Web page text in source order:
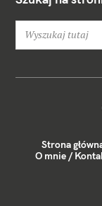
Strona
O mnie /